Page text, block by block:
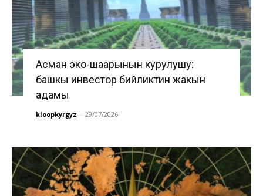
Асман эко-шаарынын курулушу:
башкы инвестор бийликтин жакын
адамы
kloopkyrgyz - 29/07/2026